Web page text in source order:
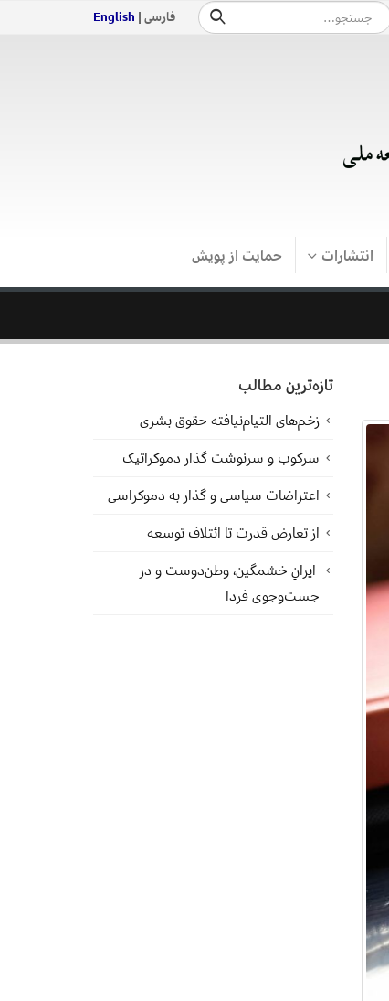
فارسی | English
انتشارات حمایت از پویش
تازه‌ترین مطالب
زخم‌های التیام‌نیافته حقوق بشری
سرکوب و سرنوشت گذار دموکراتیک
اعتراضات سیاسی و گذار به دموکراسی
از تعارض قدرت تا ائتلاف توسعه
ایرانِ خشمگین، وطن‌دوست و در
جست‌وجوی فردا